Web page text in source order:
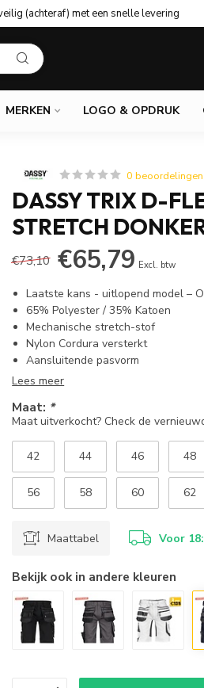
(achteraf) met een snelle levering
MERKEN LOGO & OPDRUK
0 beoordelingen
DASSY TRIX D-
STRETCH
€73,10 €65,79 Excl. btw
Laatste kans - uitlopend model –
65% Polyester / 35% Katoen
Mechanische stretch-stof
Nylon Cordura versterkt
Aansluitende pasvorm
Lees meer
Maat uitverkocht? Check de
Maat: *
42 44 46 48
56 58 60 62
Maattabel Voor
Bekijk ook in andere kleuren